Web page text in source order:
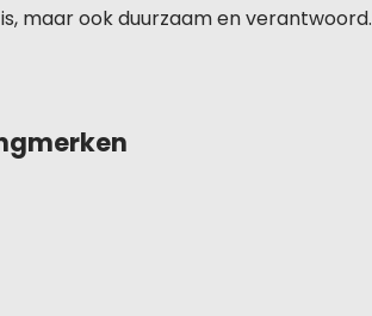
maar ook duurzaam en verantwoord.